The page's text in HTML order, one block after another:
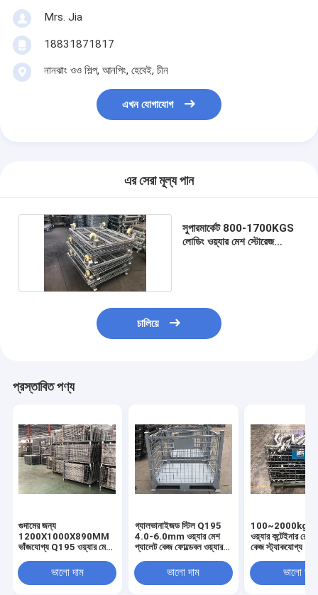
Mrs. Jia
18831871817
নানঝাং ওও শিল্প, আনপিং, হেবেই, চীন
এখন যোগাযোগ
এর সেরা মূল্য পান
সুপারমার্কেট 800-1700KGS
লোডিং ওয়্যার মেশ স্টোরেজ
চালিয়ে
প্রস্তাবিত পণ্য
গুদামের জন্য
1200X1000X890MM
ভাঁজযোগ্য Q195 ওয়্যার মেশ
ভালো দাম
গ্যালভানাইজড স্টিল Q195
4.0-6.0mm ওয়্যার মেশ
প্যালেট কেজ ফোল্ডেবল ওয়্যার
ভালো দাম
100~2000kg
ওয়্যার কন্টেইনার
কেজ স্ট্যাকযোগ্য
ভালো দাম